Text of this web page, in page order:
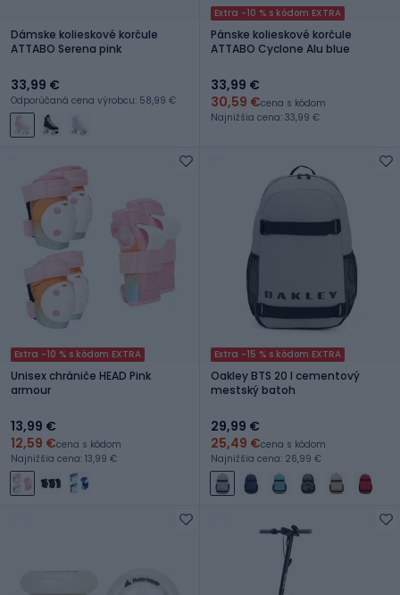
Dámske kolieskové korčule
ATTABO Serena pink
33,99 €
Odporúčaná cena výrobcu: 58,99 €
Extra -10 % s kódom EXTRA
Pánske kolieskové korčule
ATTABO Cyclone Alu blue
33,99 €
30,59 €cena s kódom
Najnižšia cena: 33,99 €
Extra -10 % s kódom EXTRA
Unisex chrániče HEAD Pink
armour
13,99 €
12,59 €cena s kódom
Najnižšia cena: 13,99 €
Extra -15 % s kódom EXTRA
Oakley BTS 20 l cementový
mestský batoh
29,99 €
25,49 €cena s kódom
Najnižšia cena: 26,99 €